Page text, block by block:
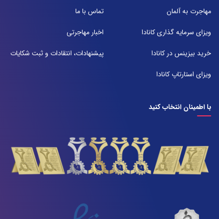
شعبه 2
تلفن:
مهاجرت به آلمان
ویزای سرمایه گذاری کانادا
خرید بیزینس در کانادا
ویزای استارتاپ کانادا
تماس با ما
اخبار مهاجرتی
پیشنهادات، انتقادات و ثبت شکایات
با اطمینان انتخاب کنید